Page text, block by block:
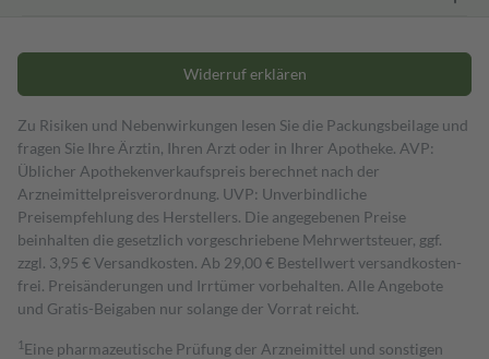
Widerruf erklären
Zu Risiken und Nebenwirkungen lesen Sie die Packungsbeilage und
fragen Sie Ihre Ärztin, Ihren Arzt oder in Ihrer Apotheke. AVP:
Üblicher Apothekenverkaufspreis berechnet nach der
Arzneimittelpreisverordnung. UVP: Unverbindliche
Preisempfehlung des Herstellers. Die angegebenen Preise
beinhalten die gesetzlich vorgeschriebene Mehrwertsteuer, ggf.
zzgl. 3,95 € Versandkosten. Ab 29,00 € Bestell­wert versand­kosten­
frei. Preisänderungen und Irrtümer vorbehalten. Alle Angebote
und Gratis-Beigaben nur solange der Vorrat reicht.
1 Eine pharmazeutische Prüfung der Arzneimittel und sonstigen